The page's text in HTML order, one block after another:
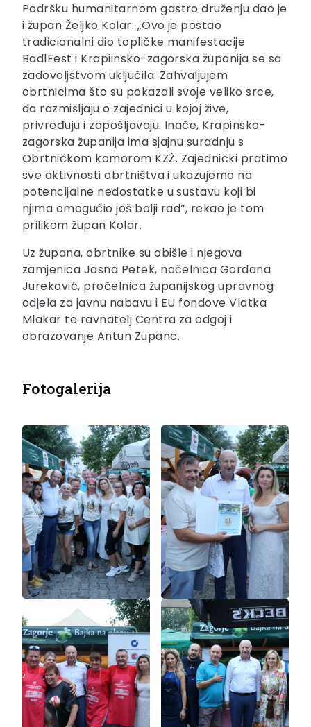
Podršku humanitarnom gastro druženju dao je
i župan Željko Kolar. „Ovo je postao
tradicionalni dio topličke manifestacije
BadlFest i Krapiinsko-zagorska županija se sa
zadovoljstvom uključila. Zahvaljujem
obrtnicima što su pokazali svoje veliko srce,
da razmišljaju o zajednici u kojoj žive,
privređuju i zapošljavaju. Inače, Krapinsko-
zagorska županija ima sjajnu suradnju s
Obrtničkom komorom KZŽ. Zajednički pratimo
sve aktivnosti obrtništva i ukazujemo na
potencijalne nedostatke u sustavu koji bi
njima omogućio još bolji rad“, rekao je tom
prilikom župan Kolar.
Uz župana, obrtnike su obišle i njegova
zamjenica Jasna Petek, načelnica Gordana
Jureković, pročelnica županijskog upravnog
odjela za javnu nabavu i EU fondove Vlatka
Mlakar te ravnatelj Centra za odgoj i
obrazovanje Antun Zupanc.
Fotogalerija